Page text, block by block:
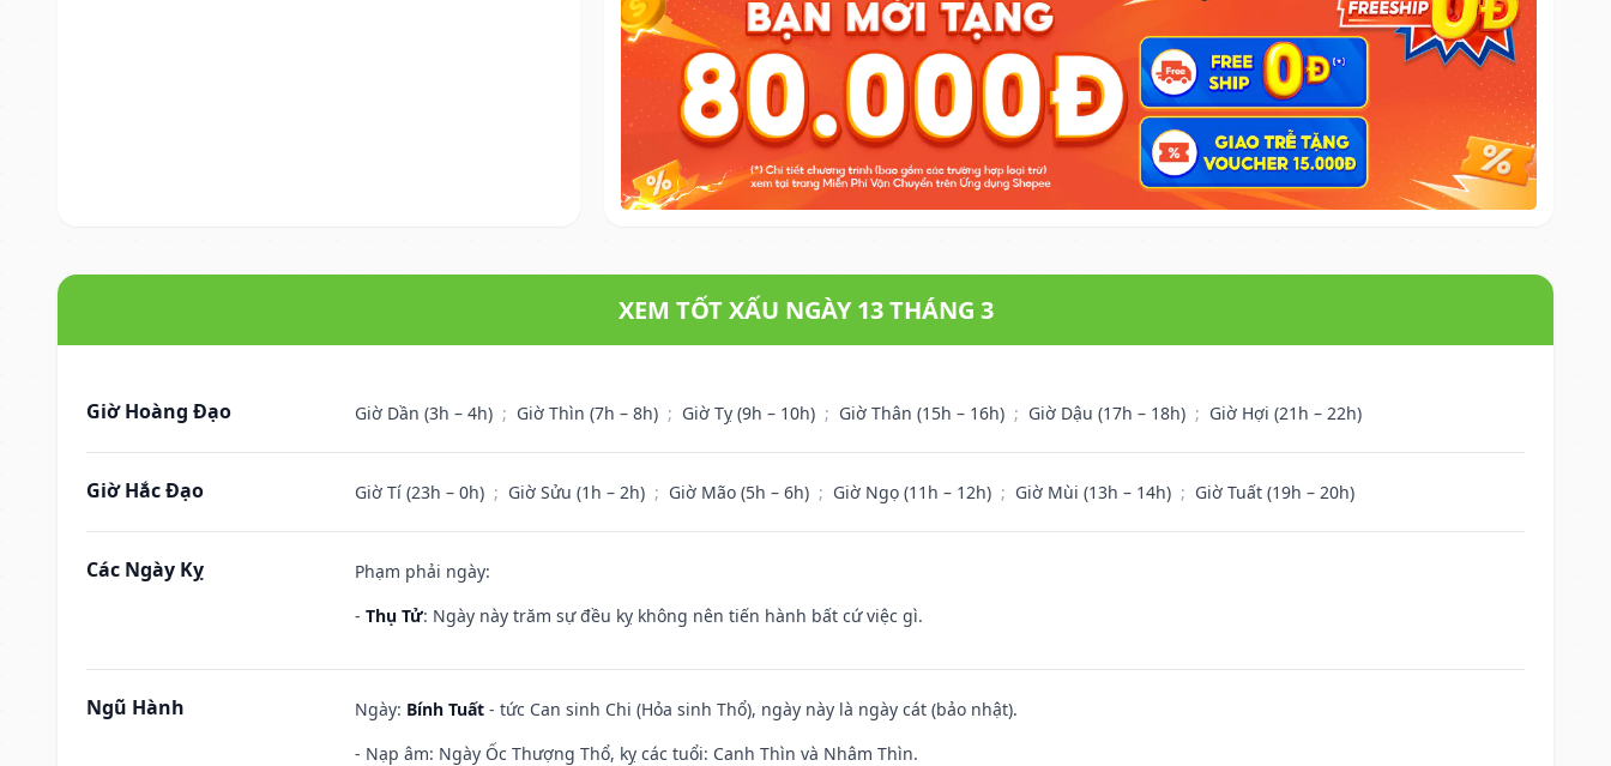
XEM TỐT XẤU NGÀY 13 THÁNG 3
Giờ Hoàng Đạo Giờ Dần (3h – 4h) ; Giờ Thìn (7h – 8h) ; Giờ Tỵ (9h – 10h) ; Giờ Thân (15h – 16h) ; Giờ Dậu (17h – 18h) ; Giờ Hợi (21h – 22h)
Giờ Hắc Đạo Giờ Tí (23h – 0h) ; Giờ Sửu (1h – 2h) ; Giờ Mão (5h – 6h) ; Giờ Ngọ (11h – 12h) ; Giờ Mùi (13h – 14h) ; Giờ Tuất (19h – 20h)
Các Ngày Kỵ
Phạm phải ngày:
- Thụ Tử: Ngày này trăm sự đều kỵ không nên tiến hành bất cứ việc gì.
Ngũ Hành Ngày: Bính Tuất - tức Can sinh Chi (Hỏa sinh Thổ), ngày này là ngày cát (bảo nhật).
- Nạp âm: Ngày Ốc Thượng Thổ, kỵ các tuổi: Canh Thìn và Nhâm Thìn.